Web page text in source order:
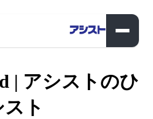
| アシストのひ
ト